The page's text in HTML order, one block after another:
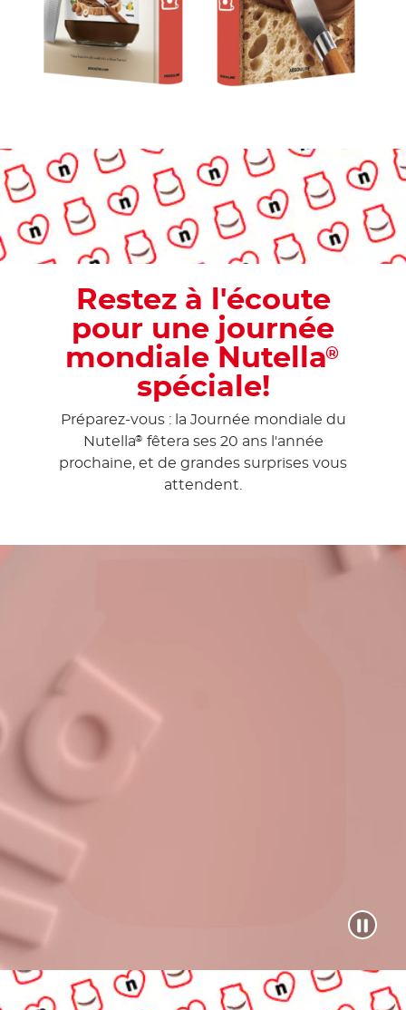
Restez à l'écoute
pour une journée
mondiale Nutella®
spéciale!
Préparez-vous : la Journée mondiale du
Nutella® fêtera ses 20 ans l'année
prochaine, et de grandes surprises vous
attendent.